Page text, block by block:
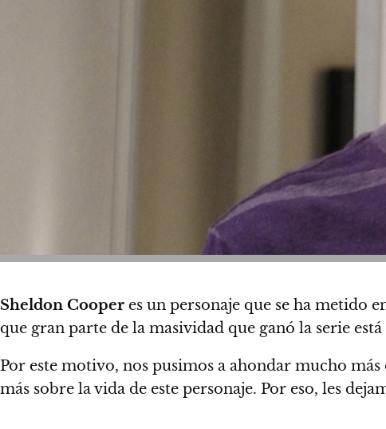
Sheldon Cooper es un personaje que se ha metido
que gran parte de la masividad que ganó la serie
Por este motivo, nos pusimos a ahondar mucho
más sobre la vida de este personaje. Por eso, les